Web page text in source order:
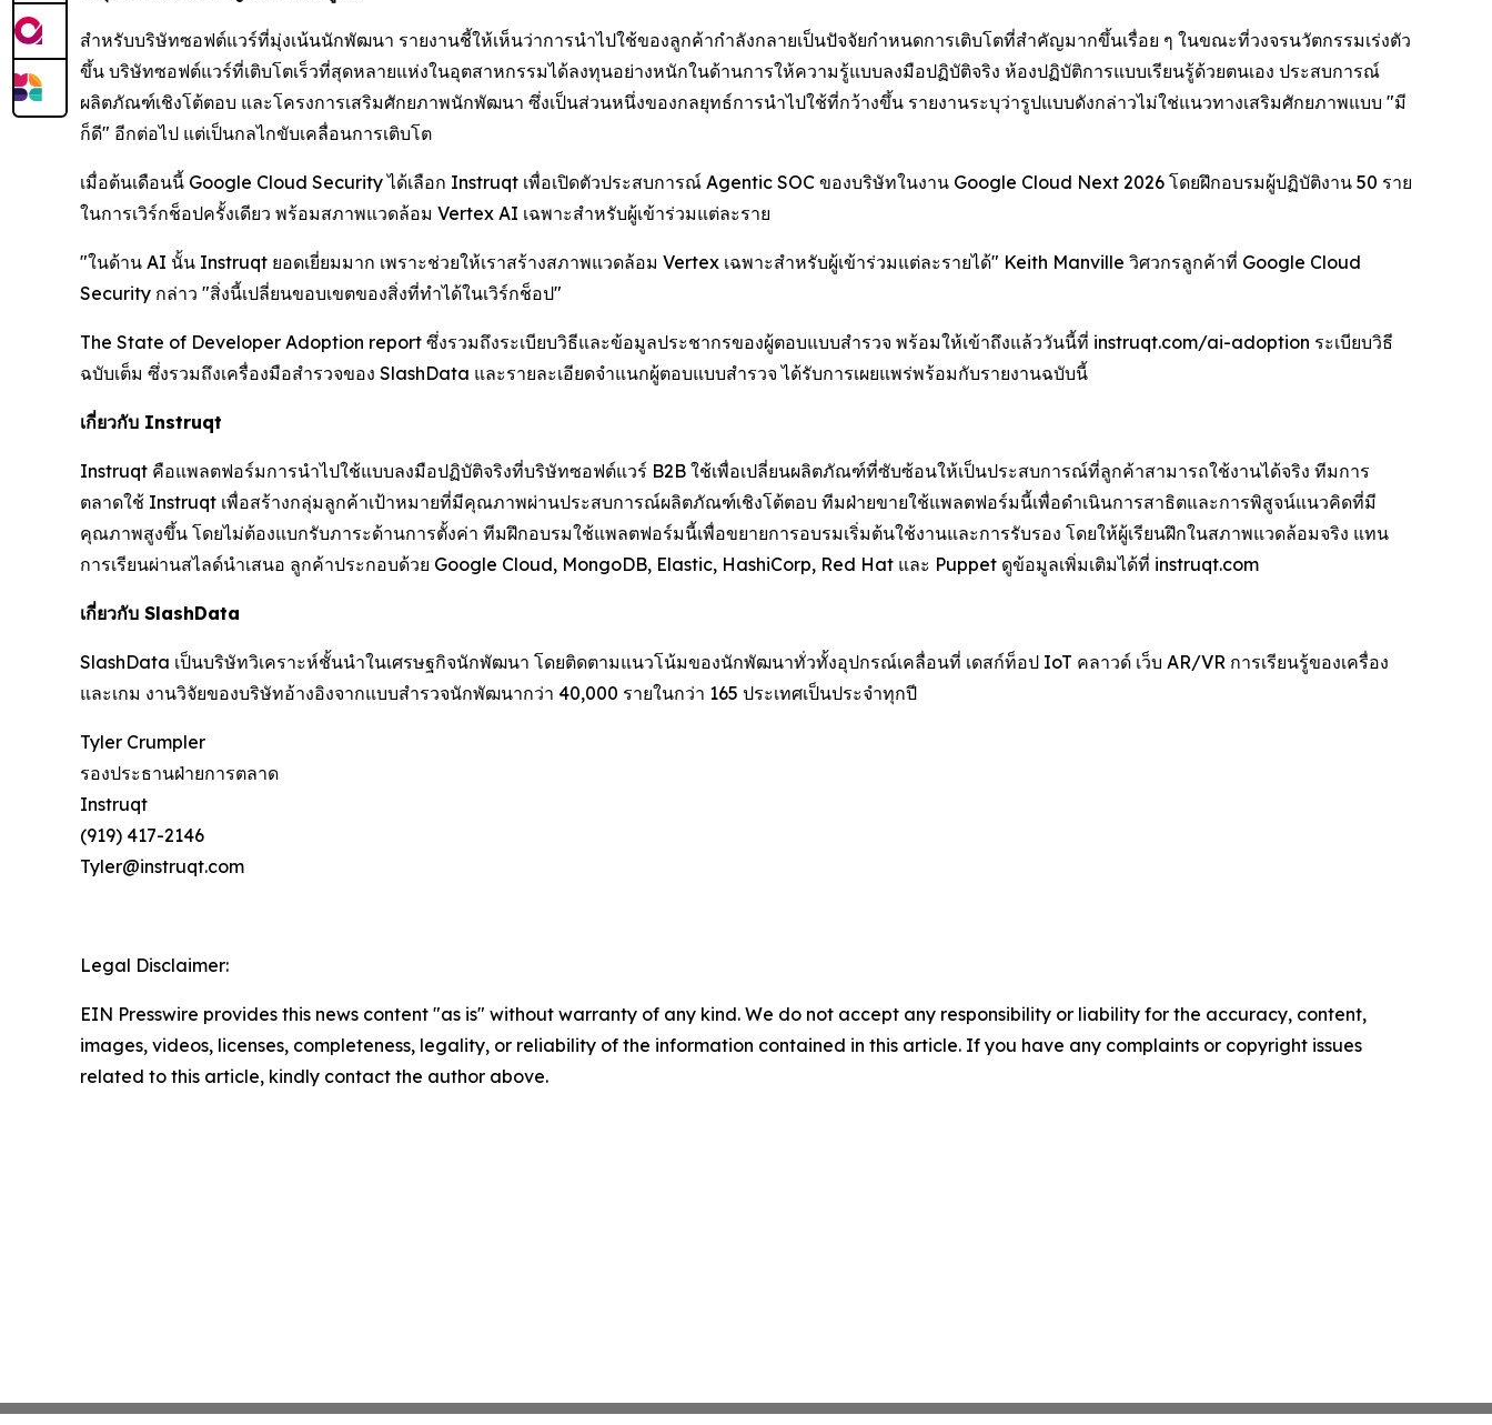
สำหรับบริษัทซอฟต์แวร์ที่มุ่งเน้นนักพัฒนา รายงานชี้ให้เห็นว่าการนำไปใช้ของลูกค้ากำลังกลายเป็นปัจจัยกำหนดการเติบโตที่สำคัญมากขึ้นเรื่อย ๆ ในขณะที่วงจรนวัตกรรมเร่งตัว
ขึ้น บริษัทซอฟต์แวร์ที่เติบโตเร็วที่สุดหลายแห่งในอุตสาหกรรมได้ลงทุนอย่างหนักในด้านการให้ความรู้แบบลงมือปฏิบัติจริง ห้องปฏิบัติการแบบเรียนรู้ด้วยตนเอง ประสบการณ์
ผลิตภัณฑ์เชิงโต้ตอบ และโครงการเสริมศักยภาพนักพัฒนา ซึ่งเป็นส่วนหนึ่งของกลยุทธ์การนำไปใช้ที่กว้างขึ้น รายงานระบุว่ารูปแบบดังกล่าวไม่ใช่แนวทางเสริมศักยภาพแบบ "มี
ก็ดี" อีกต่อไป แต่เป็นกลไกขับเคลื่อนการเติบโต
เมื่อต้นเดือนนี้ Google Cloud Security ได้เลือก Instruqt เพื่อเปิดตัวประสบการณ์ Agentic SOC ของบริษัทในงาน Google Cloud Next 2026 โดยฝึกอบรมผู้ปฏิบัติงาน 50 ราย
ในการเวิร์กช็อปครั้งเดียว พร้อมสภาพแวดล้อม Vertex AI เฉพาะสำหรับผู้เข้าร่วมแต่ละราย
"ในด้าน AI นั้น Instruqt ยอดเยี่ยมมาก เพราะช่วยให้เราสร้างสภาพแวดล้อม Vertex เฉพาะสำหรับผู้เข้าร่วมแต่ละรายได้" Keith Manville วิศวกรลูกค้าที่ Google Cloud
Security กล่าว "สิ่งนี้เปลี่ยนขอบเขตของสิ่งที่ทำได้ในเวิร์กช็อป"
The State of Developer Adoption report ซึ่งรวมถึงระเบียบวิธีและข้อมูลประชากรของผู้ตอบแบบสำรวจ พร้อมให้เข้าถึงแล้ววันนี้ที่ instruqt.com/ai-adoption ระเบียบวิธี
ฉบับเต็ม ซึ่งรวมถึงเครื่องมือสำรวจของ SlashData และรายละเอียดจำแนกผู้ตอบแบบสำรวจ ได้รับการเผยแพร่พร้อมกับรายงานฉบับนี้
เกี่ยวกับ Instruqt
Instruqt คือแพลตฟอร์มการนำไปใช้แบบลงมือปฏิบัติจริงที่บริษัทซอฟต์แวร์ B2B ใช้เพื่อเปลี่ยนผลิตภัณฑ์ที่ซับซ้อนให้เป็นประสบการณ์ที่ลูกค้าสามารถใช้งานได้จริง ทีมการ
ตลาดใช้ Instruqt เพื่อสร้างกลุ่มลูกค้าเป้าหมายที่มีคุณภาพผ่านประสบการณ์ผลิตภัณฑ์เชิงโต้ตอบ ทีมฝ่ายขายใช้แพลตฟอร์มนี้เพื่อดำเนินการสาธิตและการพิสูจน์แนวคิดที่มี
คุณภาพสูงขึ้น โดยไม่ต้องแบกรับภาระด้านการตั้งค่า ทีมฝึกอบรมใช้แพลตฟอร์มนี้เพื่อขยายการอบรมเริ่มต้นใช้งานและการรับรอง โดยให้ผู้เรียนฝึกในสภาพแวดล้อมจริง แทน
การเรียนผ่านสไลด์นำเสนอ ลูกค้าประกอบด้วย Google Cloud, MongoDB, Elastic, HashiCorp, Red Hat และ Puppet ดูข้อมูลเพิ่มเติมได้ที่ instruqt.com
เกี่ยวกับ SlashData
SlashData เป็นบริษัทวิเคราะห์ชั้นนำในเศรษฐกิจนักพัฒนา โดยติดตามแนวโน้มของนักพัฒนาทั่วทั้งอุปกรณ์เคลื่อนที่ เดสก์ท็อป IoT คลาวด์ เว็บ AR/VR การเรียนรู้ของเครื่อง
และเกม งานวิจัยของบริษัทอ้างอิงจากแบบสำรวจนักพัฒนากว่า 40,000 รายในกว่า 165 ประเทศเป็นประจำทุกปี
Tyler Crumpler
รองประธานฝ่ายการตลาด
Instruqt
(919) 417-2146
Tyler@instruqt.com
Legal Disclaimer:
EIN Presswire provides this news content "as is" without warranty of any kind. We do not accept any responsibility or liability for the accuracy, content,
images, videos, licenses, completeness, legality, or reliability of the information contained in this article. If you have any complaints or copyright issues
related to this article, kindly contact the author above.